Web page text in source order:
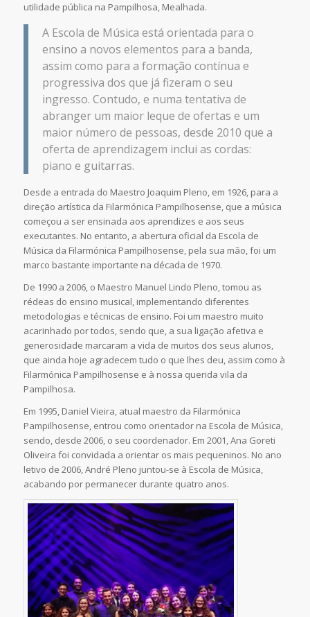
utilidade pública na Pampilhosa, Mealhada.
A Escola de Música está orientada para o
ensino a novos elementos para a banda,
assim como para a formação contínua e
progressiva dos que já fizeram o seu
ingresso. Contudo, e numa tentativa de
abranger um maior leque de ofertas e um
maior número de pessoas, desde 2010 que a
oferta de aprendizagem inclui as cordas:
piano e guitarras.
Desde a entrada do Maestro Joaquim Pleno, em 1926, para a
direção artística da Filarmónica Pampilhosense, que a música
começou a ser ensinada aos aprendizes e aos seus
executantes. No entanto, a abertura oficial da Escola de
Música da Filarmónica Pampilhosense, pela sua mão, foi um
marco bastante importante na década de 1970.
De 1990 a 2006, o Maestro Manuel Lindo Pleno, tomou as
rédeas do ensino musical, implementando diferentes
metodologias e técnicas de ensino. Foi um maestro muito
acarinhado por todos, sendo que, a sua ligação afetiva e
generosidade marcaram a vida de muitos dos seus alunos,
que ainda hoje agradecem tudo o que lhes deu, assim como à
Filarmónica Pampilhosense e à nossa querida vila da
Pampilhosa.
Em 1995, Daniel Vieira, atual maestro da Filarmónica
Pampilhosense, entrou como orientador na Escola de Música,
sendo, desde 2006, o seu coordenador. Em 2001, Ana Goreti
Oliveira foi convidada a orientar os mais pequeninos. No ano
letivo de 2006, André Pleno juntou-se à Escola de Música,
acabando por permanecer durante quatro anos.